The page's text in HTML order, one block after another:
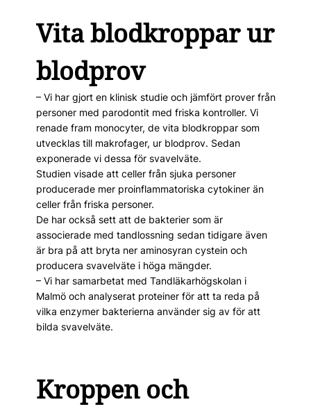
Vita blodkroppar ur
blodprov
– Vi har gjort en klinisk studie och jämfört prover från
personer med parodontit med friska kontroller. Vi
renade fram monocyter, de vita blodkroppar som
utvecklas till makrofager, ur blodprov. Sedan
exponerade vi dessa för svavelväte.
Studien visade att celler från sjuka personer
producerade mer proinflammatoriska cytokiner än
celler från friska personer.
De har också sett att de bakterier som är
associerade med tandlossning sedan tidigare även
är bra på att bryta ner aminosyran cystein och
producera svavelväte i höga mängder.
– Vi har samarbetat med Tandläkarhögskolan i
Malmö och analyserat proteiner för att ta reda på
vilka enzymer bakterierna använder sig av för att
bilda svavelväte.
Kroppen och